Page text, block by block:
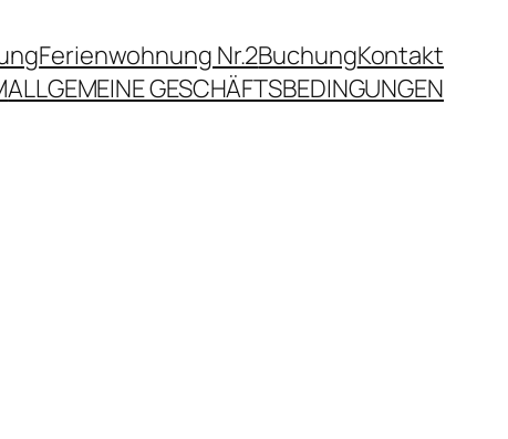
Ferienwohnung Nr.2BuchungKontakt
ALLGEMEINE GESCHÄFTSBEDINGUNGEN